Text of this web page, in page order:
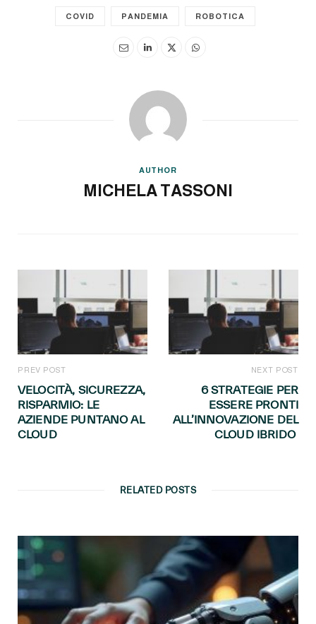
COVID PANDEMIA ROBOTICA
AUTHOR
MICHELA TASSONI
PREV POST
VELOCITÀ, SICUREZZA,
RISPARMIO: LE
AZIENDE PUNTANO AL
CLOUD
NEXT POST
6 STRATEGIE PER
ESSERE PRONTI
ALL’INNOVAZIONE DEL
CLOUD IBRIDO
RELATED POSTS